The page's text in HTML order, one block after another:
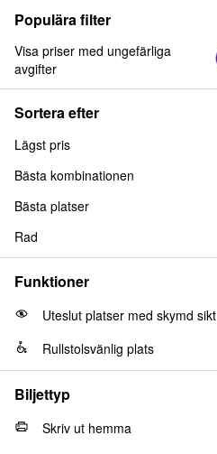
Populära filter
Visa priser med ungefärliga
avgifter
Sortera efter
Lägst pris
Bästa kombinationen
Bästa platser
Rad
Funktioner
Uteslut platser med skymd sikt
Rullstolsvänlig plats
Biljettyp
Skriv ut hemma